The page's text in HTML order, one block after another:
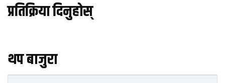
प्रतिक्रिया दिनुहोस्
थप बाजुरा